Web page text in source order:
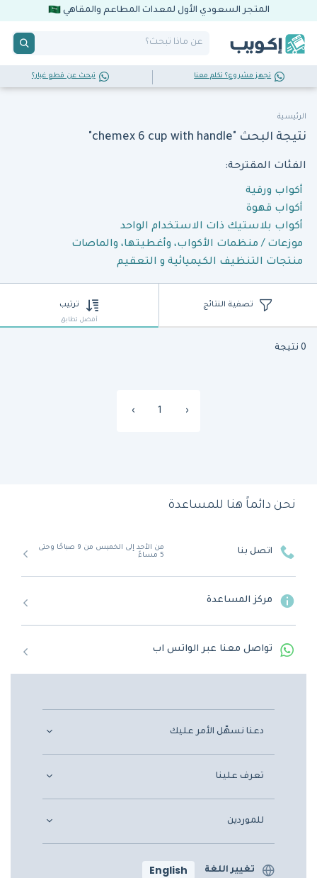
المتجر السعودي الأول لمعدات المطاعم والمقاهي
تجهز مشروع؟ تكلم معنا تبحث عن قطع غيار؟
الرئيسية
نتيجة البحث "chemex 6 cup with handle"
الفئات المقترحة:
أكواب ورقية
أكواب قهوة
أكواب بلاستيك ذات الاستخدام الواحد
موزعات / منظمات الأكواب، وأغطيتها، والماصات
منتجات التنظيف الكيميائية و التعقيم
تصفية النتائج ترتيب
أفضل تطابق
0 نتيجة
‹
1
›
نحن دائماً هنا للمساعدة
اتصل بنا
من الأحد إلى الخميس من 9 صباحًا وحتى
5 مساءً
مركز المساعدة
تواصل معنا عبر الواتس اب
دعنا نسهّل الأمر عليك
تعرف علينا
للموردين
تغيير اللغة English